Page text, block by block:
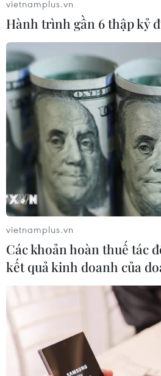
Google giới thiệu ứng
khuyết tật dùng
24/09/2021 00:21
Tính năng mới của ứng dụng
"Camera Switches," cho phép
khuôn mặt của mình để tương
vietnamplus.vn
Hành trình gần 6 thập kỷ
vietnamplus.vn
Các khoản hoàn thuế tác
kết quả kinh doanh của